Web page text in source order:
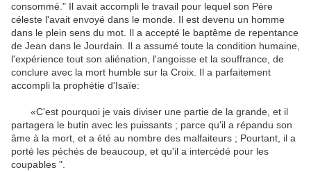
consommé " Il avait accompli le travail pour lequel son Père
céleste l'avait envoyé dans le monde Il est devenu un homme
dans le plein sens du mot Il a accepté le baptême de repentance
de Jean dans le Jourdain Il a assumé toute la condition humaine
l'expérience tout son aliénation , l'angoisse et la souffrance de
conclure avec la mort humble sur la Croix Il a parfaitement
accompli la prophétie d'Isaïe:
«C'est pourquoi je vais diviser une partie de la grande et il
partagera le butin avec les puissants ; parce qu'il a répandu son
âme à la mort et a été au nombre des malfaiteurs ; Pourtant, il a
porté les péchés de beaucoup, et qu'il a intercédé pour les
coupables "